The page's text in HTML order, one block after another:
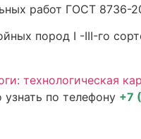
работ ГОСТ 8736-
пород I -III-го
технологическая
по телефону +7